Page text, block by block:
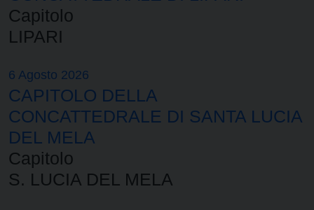
Capitolo
LIPARI
6 Agosto 2026
CAPITOLO DELLA
CONCATTEDRALE DI SANTA LUCIA
DEL MELA
Capitolo
S. LUCIA DEL MELA